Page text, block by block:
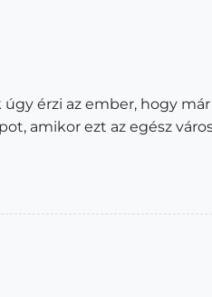
érzi az ember, hogy
amikor ezt az egész